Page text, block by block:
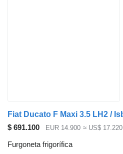
$ 691.100 EUR 14.900 ≈ US$ 17.220
Furgoneta frigorífica